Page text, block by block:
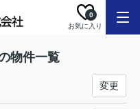
お気に入り
0
物件一覧
変更